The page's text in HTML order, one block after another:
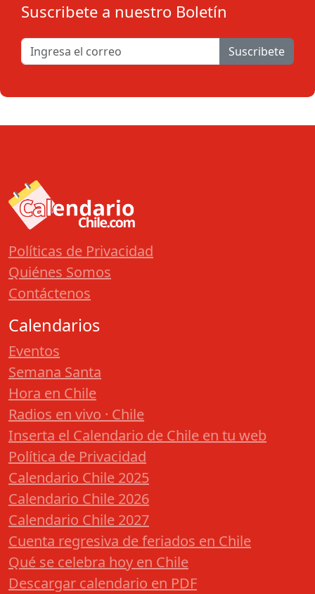
Suscribete a nuestro Boletín
Suscribete
Políticas de Privacidad
Quiénes Somos
Contáctenos
Calendarios
Eventos
Semana Santa
Hora en Chile
Radios en vivo · Chile
Inserta el Calendario de Chile en tu web
Política de Privacidad
Calendario Chile 2025
Calendario Chile 2026
Calendario Chile 2027
Cuenta regresiva de feriados en Chile
Qué se celebra hoy en Chile
Descargar calendario en PDF